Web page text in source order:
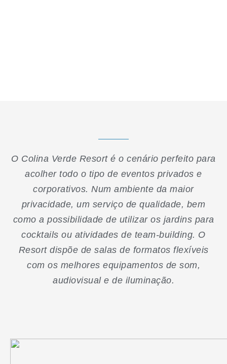
O Colina Verde Resort é o cenário perfeito para
acolher todo o tipo de eventos privados e
corporativos. Num ambiente da maior
privacidade, um serviço de qualidade, bem
como a possibilidade de utilizar os jardins para
cocktails ou atividades de team-building. O
Resort dispõe de salas de formatos flexíveis
com os melhores equipamentos de som,
audiovisual e de iluminação.